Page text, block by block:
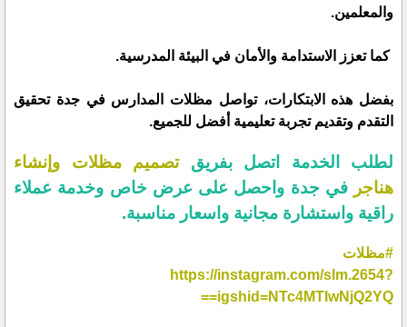
والمعلمين.
كما تعزز الاستدامة والأمان في البيئة المدرسية.
بفضل هذه الابتكارات، تواصل مظلات المدارس في جدة تحقيق
التقدم وتقديم تجربة تعليمية أفضل للجميع.
لطلب الخدمة اتصل بفريق تصميم مظلات وإنشاء
هناجر في جدة واحصل على عرض خاص وخدمة عملاء
راقية واستشارة مجانية واسعار مناسبة.
#مظلات
https://instagram.com/slm.2654?
igshid=NTc4MTIwNjQ2YQ==